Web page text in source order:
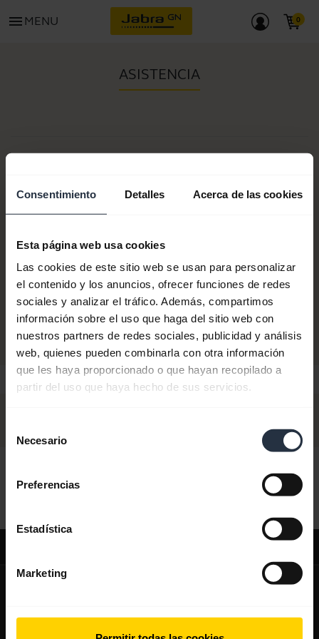
Consentimiento Detalles Acerca de las cookies
Esta página web usa cookies
Las cookies de este sitio web se usan para personalizar
el contenido y los anuncios, ofrecer funciones de redes
sociales y analizar el tráfico. Además, compartimos
información sobre el uso que haga del sitio web con
nuestros partners de redes sociales, publicidad y análisis
web, quienes pueden combinarla con otra información
que les haya proporcionado o que hayan recopilado a
partir del uso que haya hecho de sus servicios.
Necesario
Preferencias
Estadística
Marketing
menu MENU
ASISTENCIA
N.º de artículo:
Números de modelo:Proset
Comprar ahora
expand_more
Sobre nosotros
Acerca de Jabra
expand_more
Nuestros productos